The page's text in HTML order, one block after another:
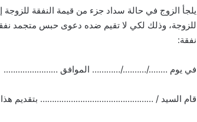
يلجأ الزوج في حالة سداد جزء من قيمة النفقة
للزوجة، وذلك لكي لا تقيم ضده دعوى حبس متجمد
نفقة:
في يوم ……../………./………… الموافق …………………..
قام السيد / ………………………………………… بتقديم هذا